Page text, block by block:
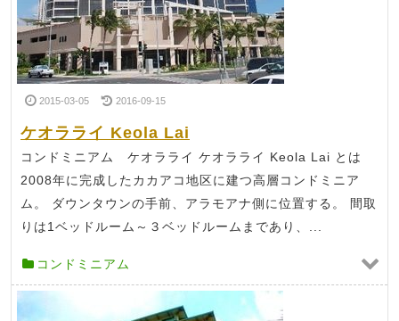
2015-03-05 2016-09-15
ケオラライ Keola Lai
コンドミニアム ケオラライ ケオラライ Keola Lai とは
2008年に完成したカカアコ地区に建つ高層コンドミニア
ム。 ダウンタウンの手前、アラモアナ側に位置する。 間取
りは1ベッドルーム～３ベッドルームまであり、...
コンドミニアム